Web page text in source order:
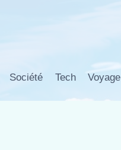
Société Tech Voyage